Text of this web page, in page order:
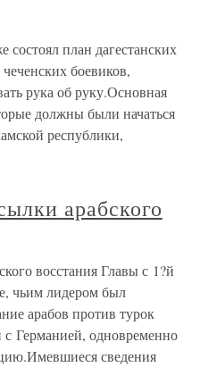
план дагестанских
боевиков,
рука об руку.Основная
должны были начаться
республики,
арабского
восстания Главы с 1?й
чьим лидером был
арабов против турок
Германией, одновременно
сведения